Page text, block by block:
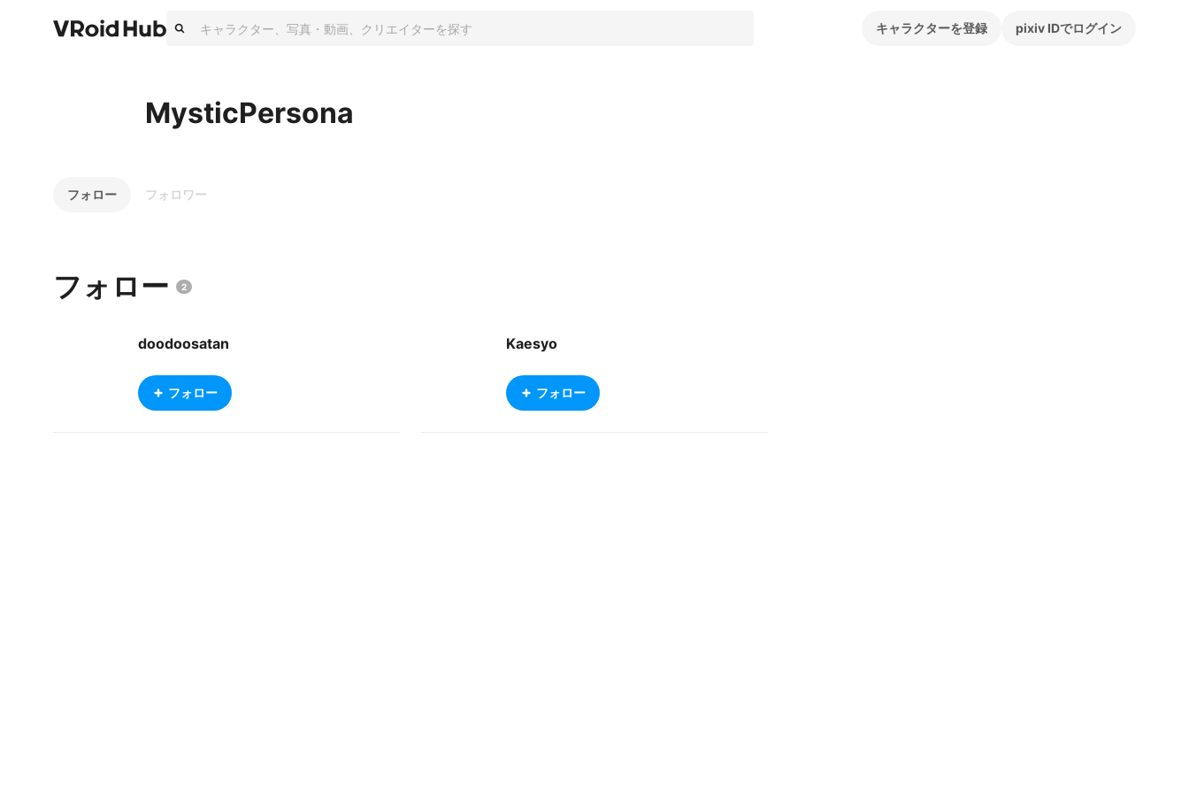
キャラクターを登録 pixiv IDでログイン
MysticPersona
フォロー フォロワー
フォロー 2
doodoosatan
フォロー
Kaesyo
フォロー